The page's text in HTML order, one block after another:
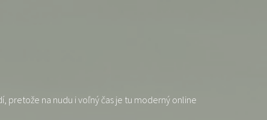
pretože na nudu i voľný čas je tu moderný online